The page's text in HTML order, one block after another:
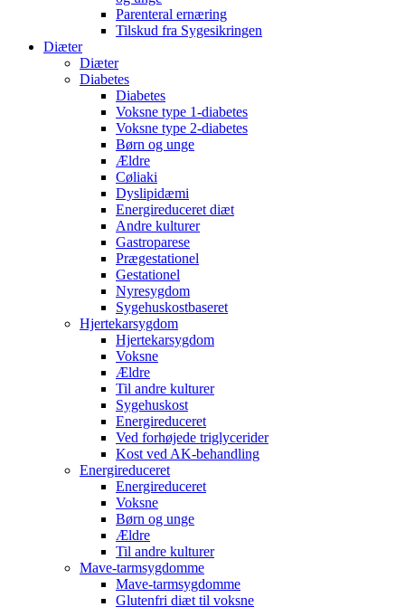
Parenteral ernæring
Tilskud fra Sygesikringen
Diæter
Diæter
Diabetes
Diabetes
Voksne type 1-diabetes
Voksne type 2-diabetes
Børn og unge
Ældre
Cøliaki
Dyslipidæmi
Energireduceret diæt
Andre kulturer
Gastroparese
Prægestationel
Gestationel
Nyresygdom
Sygehuskostbaseret
Hjertekarsygdom
Hjertekarsygdom
Voksne
Ældre
Til andre kulturer
Sygehuskost
Energireduceret
Ved forhøjede triglycerider
Kost ved AK-behandling
Energireduceret
Energireduceret
Voksne
Børn og unge
Ældre
Til andre kulturer
Mave-tarmsygdomme
Mave-tarmsygdomme
Glutenfri diæt til voksne